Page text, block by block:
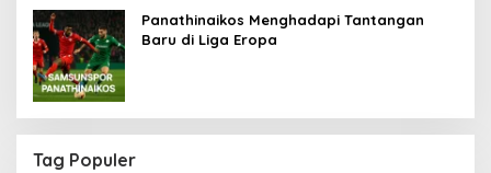
Panathinaikos Menghadapi Tantangan
Baru di Liga Eropa
Tag Populer